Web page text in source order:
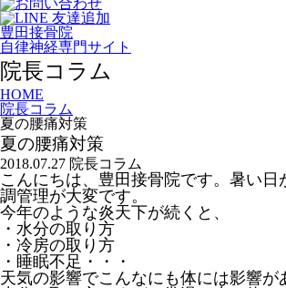
豊田接骨院
自律神経専門サイト
院長コラム
HOME
院長コラム
夏の腰痛対策
夏の腰痛対策
2018.07.27 院長コラム
こんにちは、豊田接骨院です。暑い日
調管理が大変です。
今年のような炎天下が続くと、
・水分の取り方
・冷房の取り方
・睡眠不足・・・
天気の影響でこんなにも体には影響が